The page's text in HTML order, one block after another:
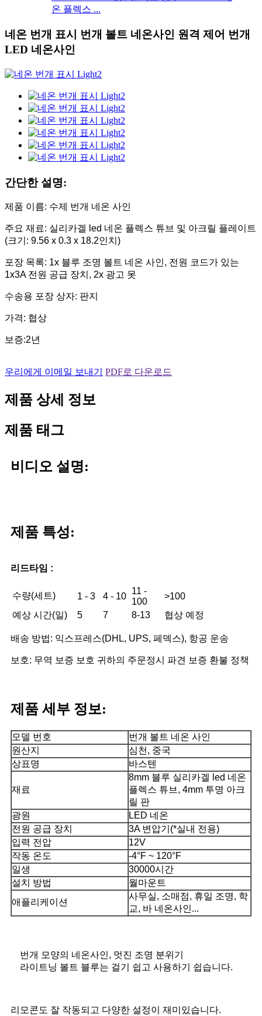
온 플렉스 ...
네온 번개 표시 번개 볼트 네온사인 원격 제어 번개
LED 네온사인
간단한 설명:
제품 이름: 수제 번개 네온 사인
주요 재료: 실리카겔 led 네온 플렉스 튜브 및 아크릴 플레이트
(크기: 9.56 x 0.3 x 18.2인치)
포장 목록: 1x 블루 조명 볼트 네온 사인, 전원 코드가 있는
1x3A 전원 공급 장치, 2x 광고 못
수송용 포장 상자: 판지
가격: 협상
보증:2년
우리에게 이메일 보내기 PDF로 다운로드
제품 상세 정보
제품 태그
비디오 설명:
제품 특성:
리드타임 :
수량(세트) 1 - 3 4 - 10
11 -
100
>100
예상 시간(일)
5 7 8-13 협상 예정
배송 방법: 익스프레스(DHL, UPS, 페덱스), 항공 운송
보호: 무역 보증 보호 귀하의 주문정시 파견 보증 환불 정책
제품 세부 정보:
모델 번호
번개 볼트 네온 사인
원산지
심천, 중국
상표명
바스텐
재료
8mm 블루 실리카겔 led 네온
플렉스 튜브, 4mm 투명 아크
릴 판
광원
LED 네온
전원 공급 장치
3A 변압기(*실내 전용)
입력 전압
12V
작동 온도
-4°F ~ 120°F
일생
30000시간
설치 방법
월마운트
애플리케이션
사무실, 소매점, 휴일 조명, 학
교, 바 네온사인...
번개 모양의 네온사인, 멋진 조명 분위기
라이트닝 볼트 블루는 걸기 쉽고 사용하기 쉽습니다.
리모콘도 잘 작동되고 다양한 설정이 재미있습니다.